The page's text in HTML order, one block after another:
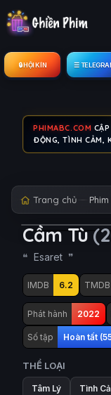
🔒︎ HỘI KÍN ☰
PHIMABC.COM
ĐỘNG, TÌNH CẢM,
Trang chủ
Cầm Tù
Esaret
IMDB 6.2 TMDB
Phát hành 2022
Số tập Hoàn tất
THỂ LOẠI
Tâm Lý Tình